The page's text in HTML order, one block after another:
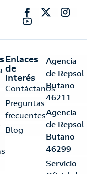
Enlaces
de
interés
Contáctanos
Preguntas
frecuentes
Blog
Agencia
de Repsol
Butano
46211
Agencia
de Repsol
Butano
46299
Servicio